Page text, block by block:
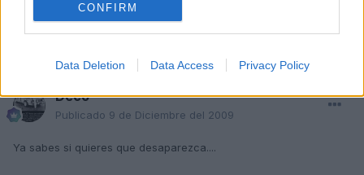
CONFIRM
Data Deletion Data Access Privacy Policy
Responder
Deco
Publicado 9 de Diciembre del 2009
Ya sabes si quieres que desaparezca....